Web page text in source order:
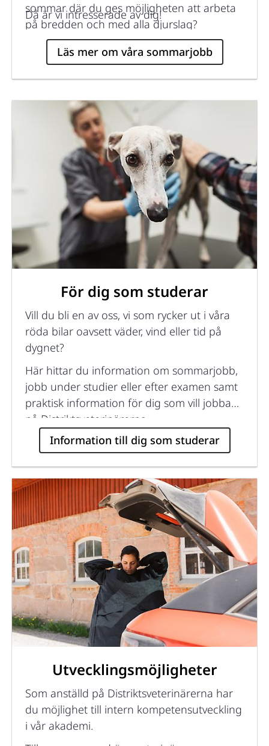
sommar där du ges möjligheten att arbeta
på bredden och med alla djurslag?
Då är vi intresserade av dig!
Läs mer om våra sommarjobb
För dig som studerar
Vill du bli en av oss, vi som rycker ut i våra
röda bilar oavsett väder, vind eller tid på
dygnet?
Här hittar du information om sommarjobb,
jobb under studier eller efter examen samt
praktisk information för dig som vill jobba
på Distriktsveterinärerna.
Information till dig som studerar
Utvecklingsmöjligheter
Som anställd på Distriktsveterinärerna har
du möjlighet till intern kompetensutveckling
i vår akademi.